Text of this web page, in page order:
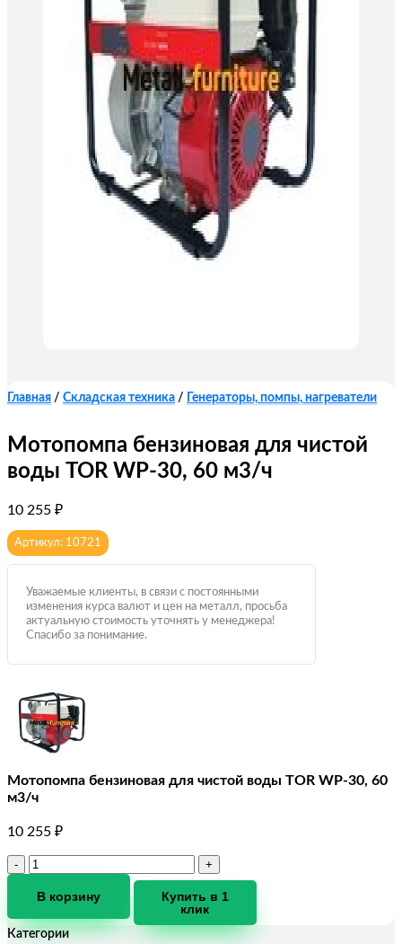
Главная / Складская техника / Генераторы, помпы, нагреватели
Мотопомпа бензиновая для чистой
воды TOR WP-30, 60 м3/ч
10 255 ₽
Артикул: 10721
Уважаемые клиенты, в связи с постоянными
изменения курса валют и цен на металл, просьба
актуальную стоимость уточнять у менеджера!
Спасибо за понимание.
Мотопомпа бензиновая для чистой воды TOR WP-30, 60
м3/ч
10 255 ₽
Количество
Мотопомпа
для
В корзину
Купить в 1
клик
Категории